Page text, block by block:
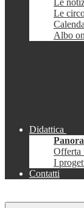
Le
Le
Albo
Didattica
Offerta
I
Contatti